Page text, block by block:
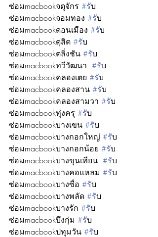
ซ่อมmacbookจตุจักร #รับ
ซ่อมmacbookจอมทอง #รับ
ซ่อมmacbookดอนเมือง #รับ
ซ่อมmacbookดุสิต #รับ
ซ่อมmacbookตลิ่งชัน #รับ
ซ่อมmacbookทวีวัฒนา #รับ
ซ่อมmacbookคลองเตย #รับ
ซ่อมmacbookคลองสาน #รับ
ซ่อมmacbookคลองสามวา #รับ
ซ่อมmacbookทุ่งครุ #รับ
ซ่อมmacbookบางเขน #รับ
ซ่อมmacbookบางกอกใหญ่ #รับ
ซ่อมmacbookบางกอกน้อย #รับ
ซ่อมmacbookบางขุนเทียน #รับ
ซ่อมmacbookบางคอแหลม #รับ
ซ่อมmacbookบางซื่อ #รับ
ซ่อมmacbookบางพลัด #รับ
ซ่อมmacbookบางรัก #รับ
ซ่อมmacbookบึงกุ่ม #รับ
ซ่อมmacbookปทุมวัน #รับ